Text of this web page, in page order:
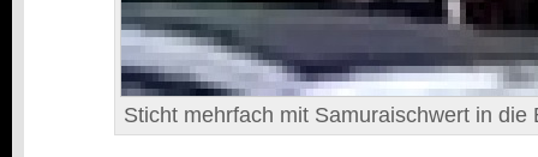
Sticht mehrfach mit Samuraischwert in die